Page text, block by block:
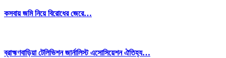
কসবায় জমি নিয়ে বিরোধের জেরে…
ব্রাহ্মণবাড়িয়া টেলিভিশন জার্নালিস্ট এসোসিয়েশন ঐতিহ্য…